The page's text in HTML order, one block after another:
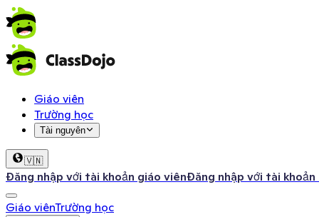
Giáo viên
Trường học
Tài nguyên
🇻🇳
Đăng nhập với tài khoản giáo viênĐăng nhập với tài khoản
Giáo viênTrường học